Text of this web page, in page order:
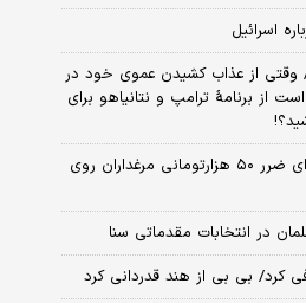
اسرائیل
وقتی از عذاب کشیدن عموی خود در
از برنامهٔ ترامپ و نتانیاهو برای
قیمت واقعی مرغ اعلام شد/ ماجرای ضرر ۵۰ هزارتومانی مرغداران روی
در انتخابات مقدماتی سنا
کرد/ بی بی از هند قدردانی کرد